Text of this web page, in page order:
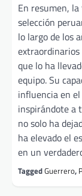
En resumen,
selección
lo largo de los
que lo ha
equipo. Su
influencia en
inspirándote a
no solo ha
ha elevado el
en un
TaggedGuerrero,